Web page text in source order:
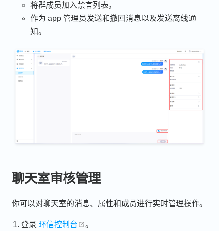
将群成员加入禁言列表。
作为 app 管理员发送和撤回消息以及发送离线通
知。
聊天室审核管理
你可以对聊天室的消息、属性和成员进行实时管理操作。
登录环信控制台 open in new window
。